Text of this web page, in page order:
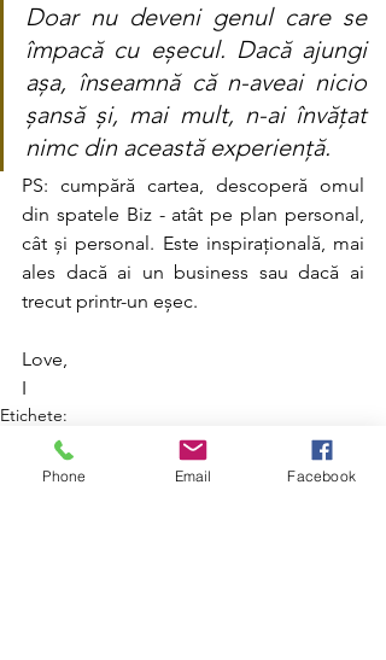
Doar nu deveni genul care se
împacă cu eșecul. Dacă ajungi
așa, înseamnă că n-aveai nicio
șansă și, mai mult, n-ai învățat
nimc din această experiență.
PS: cumpără cartea, descoperă omul
din spatele Biz - atât pe plan personal,
cât și personal. Este inspirațională, mai
ales dacă ai un business sau dacă ai
trecut printr-un eșec.
Love,
I
Etichete:
curaj vulnerabilitate
femei in afaceri
antreprenoriat
zilele biz marta usurelu
Phone Email Facebook